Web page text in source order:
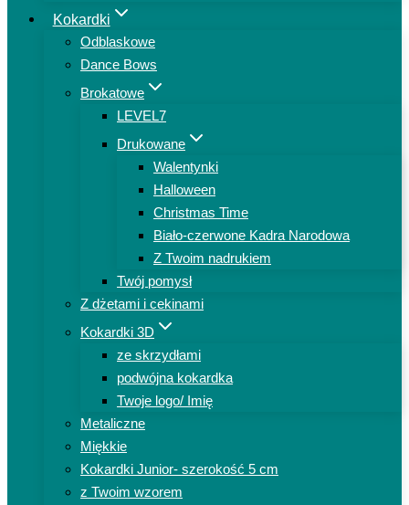
Kokardki
Odblaskowe
Dance Bows
Brokatowe
LEVEL7
Drukowane
Walentynki
Halloween
Christmas Time
Biało-czerwone Kadra Narodowa
Z Twoim nadrukiem
Twój pomysł
Z dżetami i cekinami
Kokardki 3D
ze skrzydłami
podwójna kokardka
Twoje logo/ Imię
Metaliczne
Miękkie
Kokardki Junior- szerokość 5 cm
z Twoim wzorem